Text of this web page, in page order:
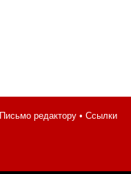
Письмо редактору • Ссылки